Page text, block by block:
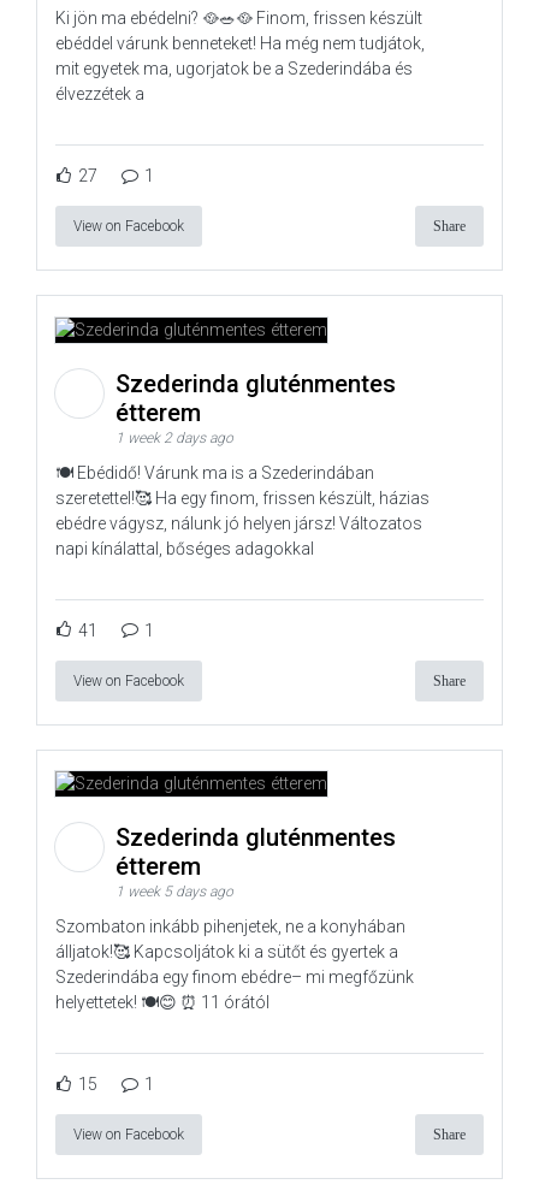
Ki jön ma ebédelni? 🥘🥗🥘 Finom, frissen készült
ebéddel várunk benneteket! Ha még nem tudjátok,
mit egyetek ma, ugorjatok be a Szederindába és
élvezzétek a
27 1
View on Facebook Share
Szederinda gluténmentes
étterem
1 week 2 days ago
🍽️ Ebédidő! Várunk ma is a Szederindában
szeretettel!🥰 Ha egy finom, frissen készült, házias
ebédre vágysz, nálunk jó helyen jársz! Változatos
napi kínálattal, bőséges adagokkal
41 1
View on Facebook Share
Szederinda gluténmentes
étterem
1 week 5 days ago
Szombaton inkább pihenjetek, ne a konyhában
álljatok!🥰 Kapcsoljátok ki a sütőt és gyertek a
Szederindába egy finom ebédre– mi megfőzünk
helyettetek! 🍽️😊 ⏰ 11 órától
15 1
View on Facebook Share